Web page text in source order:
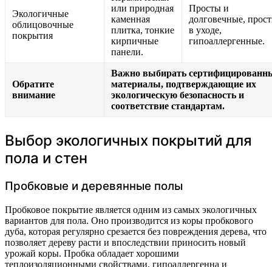
Экологичные
облицовочные
покрытия
или природная
каменная
плитка, тонкие
кирпичные
панели.
Просты и
долговечные,
в уходе,
гипоаллергенные.
Обратите
внимание
Важно выбирать
материалы, подтверждающие их
экологическую безопасность и
соответствие стандартам.
Выбор экологичных покрытий для
пола и стен
Пробковые и деревянные полы
Пробковое покрытие является одним из самых экологичных
вариантов для пола. Оно производится из коры пробкового
дуба, которая регулярно срезается без повреждения дерева, что
позволяет дереву расти и впоследствии приносить новый
урожай коры. Пробка обладает хорошими
теплоизоляционными свойствами, гипоаллергенна и